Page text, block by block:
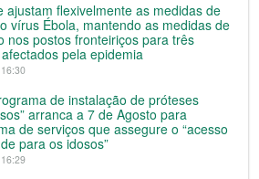
ajustam flexivelmente as medidas de
vírus Ébola, mantendo as medidas de
nos postos fronteiriços para três
pela epidemia
de instalação de próteses
arranca a 7 de Agosto para
de serviços que assegure o “acesso
para os idosos”